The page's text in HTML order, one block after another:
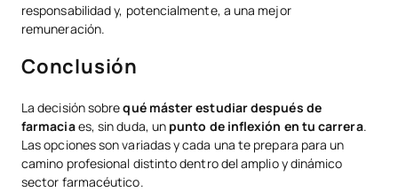
responsabilidad y, potencialmente, a una mejor
remuneración.
Conclusión
La decisión sobrequé máster estudiar después de
farmaciaes, sin duda, un punto de inflexión en tu carrera.
Las opciones son variadas y cada una te prepara para un
camino profesional distinto dentro del amplio y dinámico
sector farmacéutico.